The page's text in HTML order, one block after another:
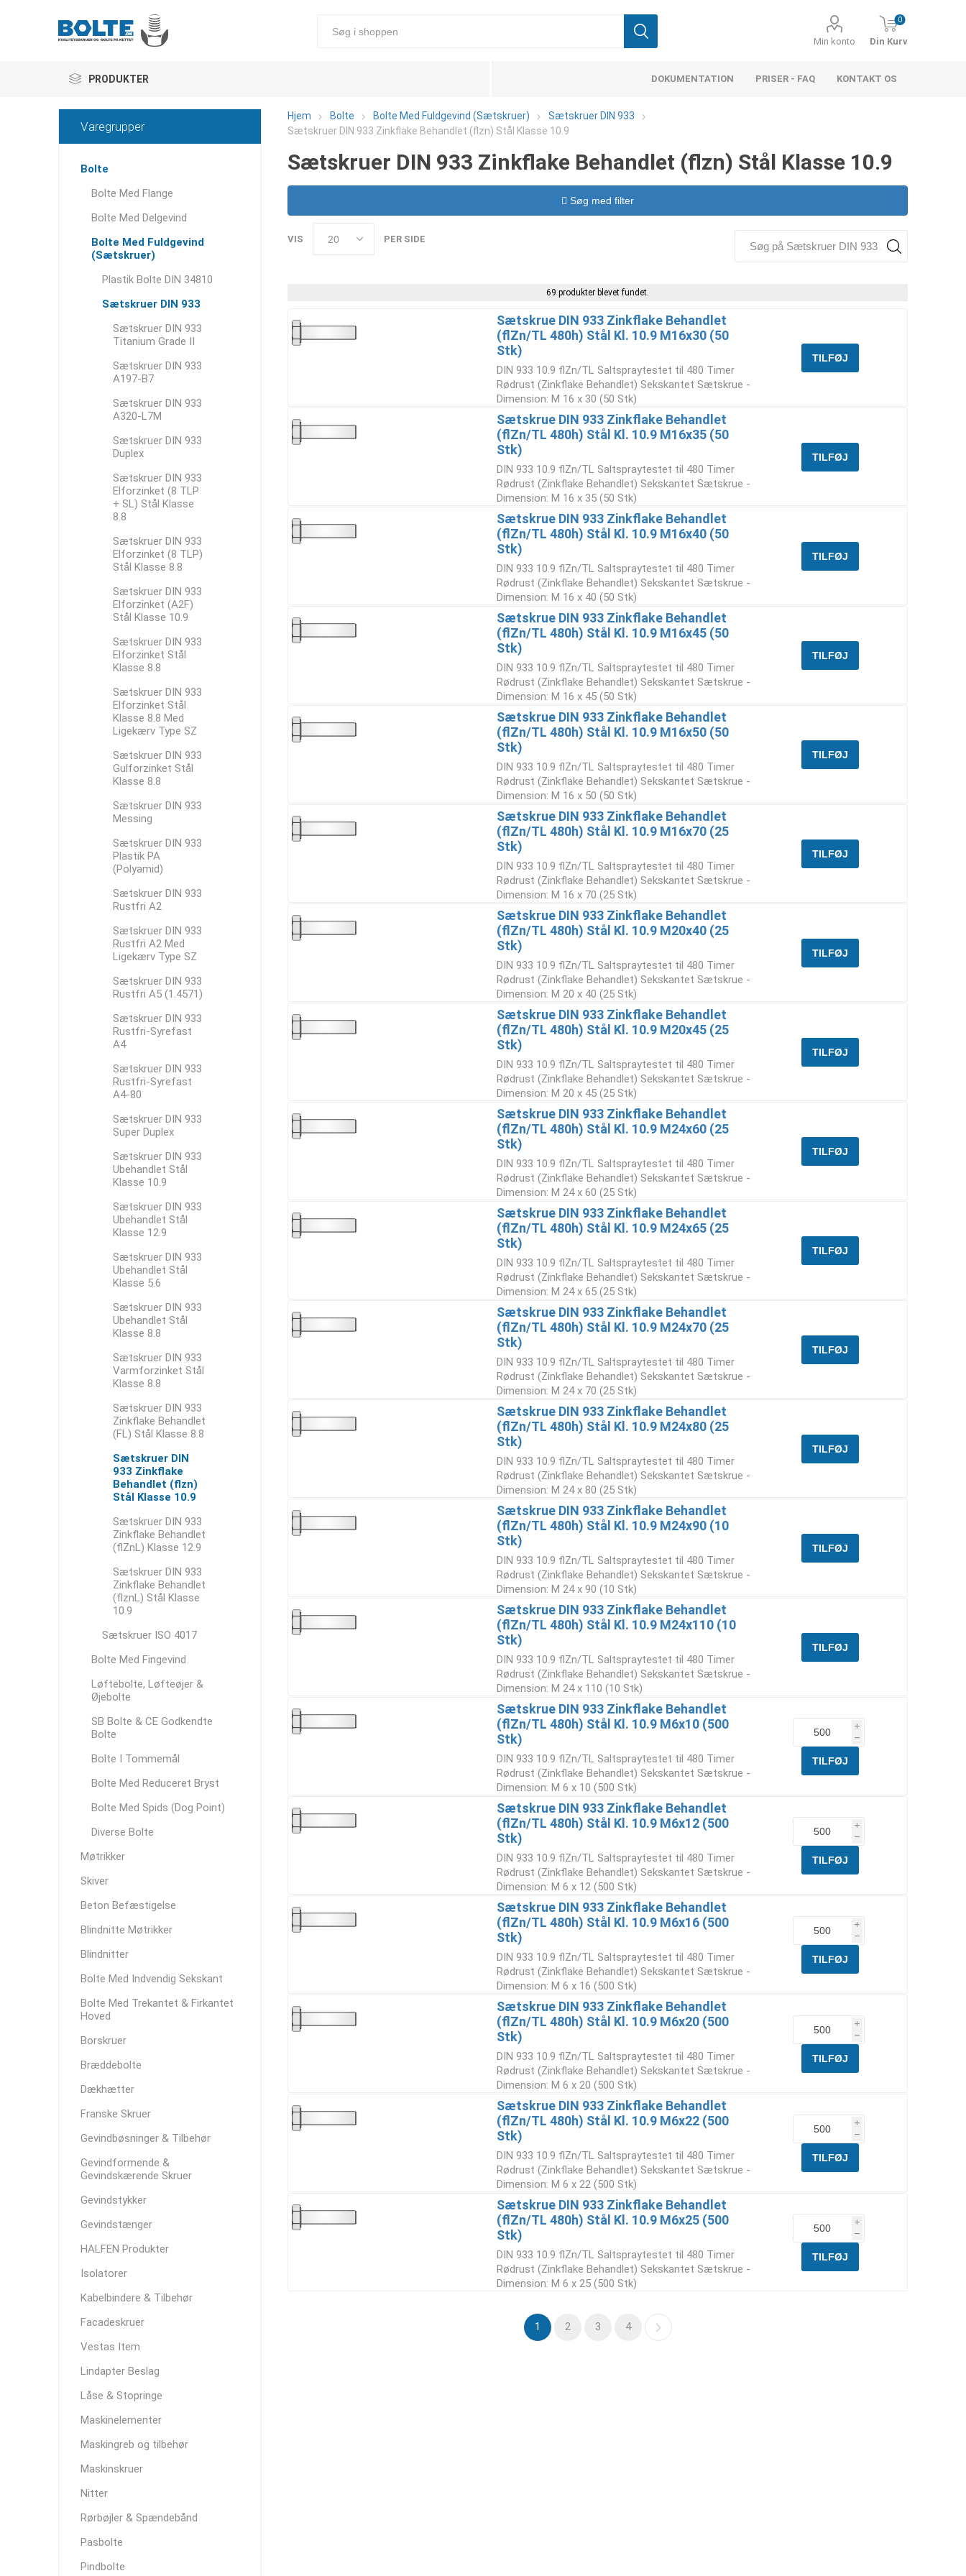
Min konto
0
Din Kurv
PRODUKTER DOKUMENTATION PRISER - FAQ KONTAKT OS
Hjem Bolte Bolte Med Fuldgevind (Sætskruer)
Sætskruer DIN 933
Sætskruer DIN 933 Zinkflake Behandlet (flzn) Stål Klasse 10.9
Sætskruer DIN 933 Zinkflake Behandlet (flzn) Stål Klasse 10.9
Søg med filter
VIS PER SIDE
69 produkter blevet fundet.
Sætskrue DIN 933 Zinkflake Behandlet
(flZn/TL 480h) Stål Kl. 10.9 M16x30 (50
Stk)
DIN 933 10.9 flZn/TL Saltspraytestet til 480 Timer
Rødrust (Zinkflake Behandlet) Sekskantet Sætskrue -
Dimension: M 16 x 30 (50 Stk)
Sætskrue DIN 933 Zinkflake Behandlet
(flZn/TL 480h) Stål Kl. 10.9 M16x35 (50
Stk)
DIN 933 10.9 flZn/TL Saltspraytestet til 480 Timer
Rødrust (Zinkflake Behandlet) Sekskantet Sætskrue -
Dimension: M 16 x 35 (50 Stk)
Sætskrue DIN 933 Zinkflake Behandlet
(flZn/TL 480h) Stål Kl. 10.9 M16x40 (50
Stk)
DIN 933 10.9 flZn/TL Saltspraytestet til 480 Timer
Rødrust (Zinkflake Behandlet) Sekskantet Sætskrue -
Dimension: M 16 x 40 (50 Stk)
Sætskrue DIN 933 Zinkflake Behandlet
(flZn/TL 480h) Stål Kl. 10.9 M16x45 (50
Stk)
DIN 933 10.9 flZn/TL Saltspraytestet til 480 Timer
Rødrust (Zinkflake Behandlet) Sekskantet Sætskrue -
Dimension: M 16 x 45 (50 Stk)
Sætskrue DIN 933 Zinkflake Behandlet
(flZn/TL 480h) Stål Kl. 10.9 M16x50 (50
Stk)
DIN 933 10.9 flZn/TL Saltspraytestet til 480 Timer
Rødrust (Zinkflake Behandlet) Sekskantet Sætskrue -
Dimension: M 16 x 50 (50 Stk)
Sætskrue DIN 933 Zinkflake Behandlet
(flZn/TL 480h) Stål Kl. 10.9 M16x70 (25
Stk)
DIN 933 10.9 flZn/TL Saltspraytestet til 480 Timer
Rødrust (Zinkflake Behandlet) Sekskantet Sætskrue -
Dimension: M 16 x 70 (25 Stk)
Sætskrue DIN 933 Zinkflake Behandlet
(flZn/TL 480h) Stål Kl. 10.9 M20x40 (25
Stk)
DIN 933 10.9 flZn/TL Saltspraytestet til 480 Timer
Rødrust (Zinkflake Behandlet) Sekskantet Sætskrue -
Dimension: M 20 x 40 (25 Stk)
Sætskrue DIN 933 Zinkflake Behandlet
(flZn/TL 480h) Stål Kl. 10.9 M20x45 (25
Stk)
DIN 933 10.9 flZn/TL Saltspraytestet til 480 Timer
Rødrust (Zinkflake Behandlet) Sekskantet Sætskrue -
Dimension: M 20 x 45 (25 Stk)
Sætskrue DIN 933 Zinkflake Behandlet
(flZn/TL 480h) Stål Kl. 10.9 M24x60 (25
Stk)
DIN 933 10.9 flZn/TL Saltspraytestet til 480 Timer
Rødrust (Zinkflake Behandlet) Sekskantet Sætskrue -
Dimension: M 24 x 60 (25 Stk)
Sætskrue DIN 933 Zinkflake Behandlet
(flZn/TL 480h) Stål Kl. 10.9 M24x65 (25
Stk)
DIN 933 10.9 flZn/TL Saltspraytestet til 480 Timer
Rødrust (Zinkflake Behandlet) Sekskantet Sætskrue -
Dimension: M 24 x 65 (25 Stk)
Sætskrue DIN 933 Zinkflake Behandlet
(flZn/TL 480h) Stål Kl. 10.9 M24x70 (25
Stk)
DIN 933 10.9 flZn/TL Saltspraytestet til 480 Timer
Rødrust (Zinkflake Behandlet) Sekskantet Sætskrue -
Dimension: M 24 x 70 (25 Stk)
Sætskrue DIN 933 Zinkflake Behandlet
(flZn/TL 480h) Stål Kl. 10.9 M24x80 (25
Stk)
DIN 933 10.9 flZn/TL Saltspraytestet til 480 Timer
Rødrust (Zinkflake Behandlet) Sekskantet Sætskrue -
Dimension: M 24 x 80 (25 Stk)
Sætskrue DIN 933 Zinkflake Behandlet
(flZn/TL 480h) Stål Kl. 10.9 M24x90 (10
Stk)
DIN 933 10.9 flZn/TL Saltspraytestet til 480 Timer
Rødrust (Zinkflake Behandlet) Sekskantet Sætskrue -
Dimension: M 24 x 90 (10 Stk)
Sætskrue DIN 933 Zinkflake Behandlet
(flZn/TL 480h) Stål Kl. 10.9 M24x110 (10
Stk)
DIN 933 10.9 flZn/TL Saltspraytestet til 480 Timer
Rødrust (Zinkflake Behandlet) Sekskantet Sætskrue -
Dimension: M 24 x 110 (10 Stk)
Sætskrue DIN 933 Zinkflake Behandlet
(flZn/TL 480h) Stål Kl. 10.9 M6x10 (500
Stk)
DIN 933 10.9 flZn/TL Saltspraytestet til 480 Timer
Rødrust (Zinkflake Behandlet) Sekskantet Sætskrue -
Dimension: M 6 x 10 (500 Stk)
i
h
Sætskrue DIN 933 Zinkflake Behandlet
(flZn/TL 480h) Stål Kl. 10.9 M6x12 (500
Stk)
DIN 933 10.9 flZn/TL Saltspraytestet til 480 Timer
Rødrust (Zinkflake Behandlet) Sekskantet Sætskrue -
Dimension: M 6 x 12 (500 Stk)
i
h
Sætskrue DIN 933 Zinkflake Behandlet
(flZn/TL 480h) Stål Kl. 10.9 M6x16 (500
Stk)
DIN 933 10.9 flZn/TL Saltspraytestet til 480 Timer
Rødrust (Zinkflake Behandlet) Sekskantet Sætskrue -
Dimension: M 6 x 16 (500 Stk)
i
h
Sætskrue DIN 933 Zinkflake Behandlet
(flZn/TL 480h) Stål Kl. 10.9 M6x20 (500
Stk)
DIN 933 10.9 flZn/TL Saltspraytestet til 480 Timer
Rødrust (Zinkflake Behandlet) Sekskantet Sætskrue -
Dimension: M 6 x 20 (500 Stk)
i
h
Sætskrue DIN 933 Zinkflake Behandlet
(flZn/TL 480h) Stål Kl. 10.9 M6x22 (500
Stk)
DIN 933 10.9 flZn/TL Saltspraytestet til 480 Timer
Rødrust (Zinkflake Behandlet) Sekskantet Sætskrue -
Dimension: M 6 x 22 (500 Stk)
i
h
Sætskrue DIN 933 Zinkflake Behandlet
(flZn/TL 480h) Stål Kl. 10.9 M6x25 (500
Stk)
DIN 933 10.9 flZn/TL Saltspraytestet til 480 Timer
Rødrust (Zinkflake Behandlet) Sekskantet Sætskrue -
Dimension: M 6 x 25 (500 Stk)
i
h
1 2 3 4
Varegrupper
Bolte
Bolte Med Flange
Bolte Med Delgevind
Bolte Med Fuldgevind
(Sætskruer)
Plastik Bolte DIN 34810
Sætskruer DIN 933
Sætskruer DIN 933
Titanium Grade II
Sætskruer DIN 933
A197-B7
Sætskruer DIN 933
A320-L7M
Sætskruer DIN 933
Duplex
Sætskruer DIN 933
Elforzinket (8 TLP
+ SL) Stål Klasse
8.8
Sætskruer DIN 933
Elforzinket (8 TLP)
Stål Klasse 8.8
Sætskruer DIN 933
Elforzinket (A2F)
Stål Klasse 10.9
Sætskruer DIN 933
Elforzinket Stål
Klasse 8.8
Sætskruer DIN 933
Elforzinket Stål
Klasse 8.8 Med
Ligekærv Type SZ
Sætskruer DIN 933
Gulforzinket Stål
Klasse 8.8
Sætskruer DIN 933
Messing
Sætskruer DIN 933
Plastik PA
(Polyamid)
Sætskruer DIN 933
Rustfri A2
Sætskruer DIN 933
Rustfri A2 Med
Ligekærv Type SZ
Sætskruer DIN 933
Rustfri A5 (1.4571)
Sætskruer DIN 933
Rustfri-Syrefast
A4
Sætskruer DIN 933
Rustfri-Syrefast
A4-80
Sætskruer DIN 933
Super Duplex
Sætskruer DIN 933
Ubehandlet Stål
Klasse 10.9
Sætskruer DIN 933
Ubehandlet Stål
Klasse 12.9
Sætskruer DIN 933
Ubehandlet Stål
Klasse 5.6
Sætskruer DIN 933
Ubehandlet Stål
Klasse 8.8
Sætskruer DIN 933
Varmforzinket Stål
Klasse 8.8
Sætskruer DIN 933
Zinkflake Behandlet
(FL) Stål Klasse 8.8
Sætskruer DIN
933 Zinkflake
Behandlet (flzn)
Stål Klasse 10.9
Sætskruer DIN 933
Zinkflake Behandlet
(flZnL) Klasse 12.9
Sætskruer DIN 933
Zinkflake Behandlet
(flznL) Stål Klasse
10.9
Sætskruer ISO 4017
Bolte Med Fingevind
Løftebolte, Løfteøjer &
Øjebolte
SB Bolte & CE Godkendte
Bolte
Bolte I Tommemål
Bolte Med Reduceret Bryst
Bolte Med Spids (Dog Point)
Diverse Bolte
Møtrikker
Skiver
Beton Befæstigelse
Blindnitte Møtrikker
Blindnitter
Bolte Med Indvendig Sekskant
Bolte Med Trekantet & Firkantet
Hoved
Borskruer
Bræddebolte
Dækhætter
Franske Skruer
Gevindbøsninger & Tilbehør
Gevindformende &
Gevindskærende Skruer
Gevindstykker
Gevindstænger
HALFEN Produkter
Isolatorer
Kabelbindere & Tilbehør
Facadeskruer
Vestas Item
Lindapter Beslag
Låse & Stopringe
Maskinelementer
Maskingreb og tilbehør
Maskinskruer
Nitter
Rørbøjler & Spændebånd
Pasbolte
Pindbolte